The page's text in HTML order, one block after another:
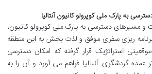
به پارک ملی کوپرولو کانیون آنتالیا
مسیرهای دسترسی به پارک ملی کوپرولو کانیون،
برنامه ریزی سفری موفق و لذت بخش به این منطقه
استراتژیک قرار گرفته که امکان دسترسی
عمده گردشگری آنتالیا فراهم می آورد و آن را به